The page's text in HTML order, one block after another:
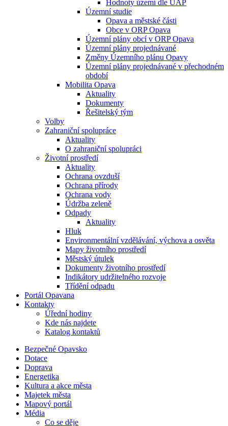
Hodnoty území dle ÚAP
Územní studie
Opava a městské části
Obce v ORP Opava
Územní plány obcí v ORP Opava
Územní plány projednávané
Změny Územního plánu Opavy
Územní plány projednávané v přechodném
období
Mobilita Opava
Aktuality
Dokumenty
Řešitelský tým
Volby
Zahraniční spolupráce
Aktuality
O zahraniční spolupráci
Životní prostředí
Aktuality
Ochrana ovzduší
Ochrana přírody
Ochrana vody
Údržba zeleně
Odpady
Aktuality
Hluk
Environmentální vzdělávání, výchova a osvěta
Mapy životního prostředí
Městský útulek
Dokumenty životního prostředí
Indikátory udržitelného rozvoje
Třídění odpadu
Portál Opavana
Kontakty
Úřední hodiny
Kde nás najdete
Katalog kontaktů
Bezpečné Opavsko
Dotace
Doprava
Energetika
Kultura a akce města
Majetek města
Mapový portál
Média
Co se děje